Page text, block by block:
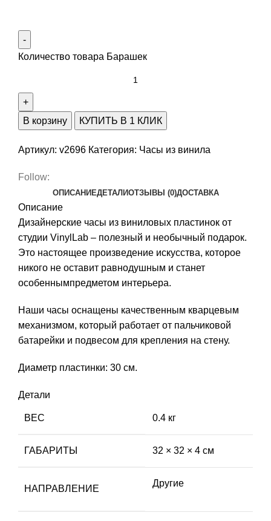
Количество товара Барашек
В корзину КУПИТЬ В 1 КЛИК
Артикул: v2696 Категория: Часы из винила
Follow:
ОПИСАНИЕДЕТАЛИОТЗЫВЫ (0)ДОСТАВКА
Описание
Дизайнерские часы из виниловых пластинок от
студии VinylLab – полезный и необычный подарок.
Это настоящее произведение искусства, которое
никого не оставит равнодушным и станет
особеннымпредметом интерьера.
Наши часы оснащены качественным кварцевым
механизмом, который работает от пальчиковой
батарейки и подвесом для крепления на стену.
Диаметр пластинки: 30 см.
Детали
ВЕС 0.4 кг
ГАБАРИТЫ 32 × 32 × 4 см
НАПРАВЛЕНИЕ
Другие